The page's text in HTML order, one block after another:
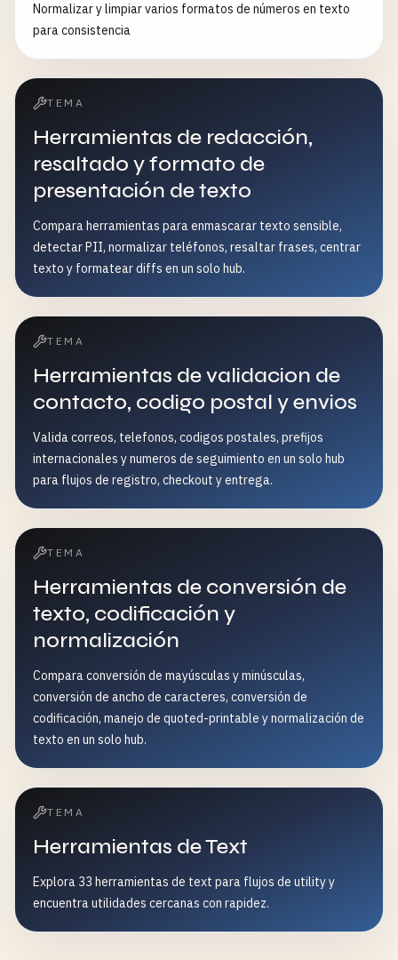
Normalizar y limpiar varios formatos de números en texto
para consistencia
TEMA
Herramientas de redacción,
resaltado y formato de
presentación de texto
Compara herramientas para enmascarar texto sensible,
detectar PII, normalizar teléfonos, resaltar frases, centrar
texto y formatear diffs en un solo hub.
TEMA
Herramientas de validacion de
contacto, codigo postal y envios
Valida correos, telefonos, codigos postales, prefijos
internacionales y numeros de seguimiento en un solo hub
para flujos de registro, checkout y entrega.
TEMA
Herramientas de conversión de
texto, codificación y
normalización
Compara conversión de mayúsculas y minúsculas,
conversión de ancho de caracteres, conversión de
codificación, manejo de quoted-printable y normalización de
texto en un solo hub.
TEMA
Herramientas de Text
Explora 33 herramientas de text para flujos de utility y
encuentra utilidades cercanas con rapidez.